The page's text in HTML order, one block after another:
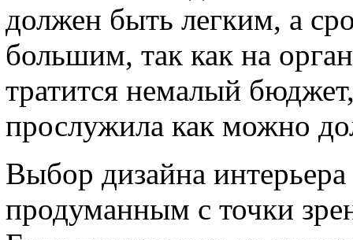
должен быть легким, а
большим, так как на
тратится немалый
прослужила как можно
Выбор дизайна
продуманным с точки